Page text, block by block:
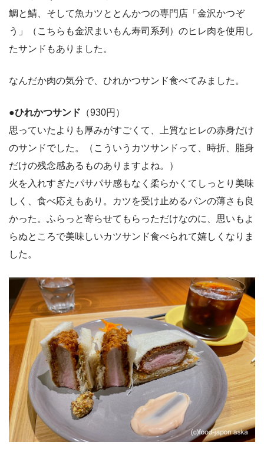
鯛と鯖、そして魚カツととんかつの専門店「金沢かつぞ
う」（こちらも金沢まいもん寿司系列）のヒレ肉を使用し
たサンドもありました。
なんだか肉の気分で、ひれかつサンド食べてみました。
●ひれかつサンド （930円）
思っていたよりも厚みがすごくて、上質なヒレの赤身だけ
のサンドでした。（こういうカツサンドって、時折、脂身
だけの残念感あるものありますよね。）
火を入れすぎたパサパサ感もなく柔らかくてしっとり美味
しく、食べ応えもあり。カツを受け止めるパンの薄さも良
かった。ふらっと寄らせてもらっただけなのに、思いもよ
らぬところで美味しいカツサンド食べられて嬉しくなりま
した。